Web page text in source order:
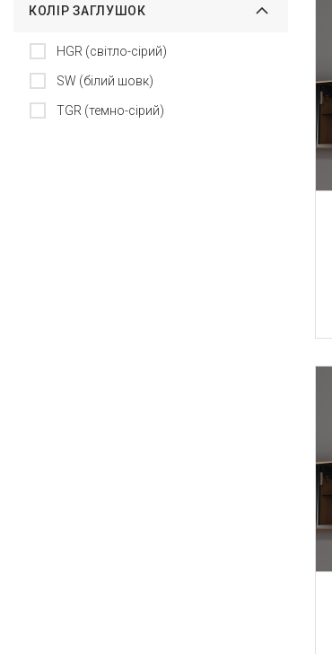
КОЛІР ЗАГЛУШОК
HGR (світло-сірий)
SW (білий шовк)
TGR (темно-сірий)